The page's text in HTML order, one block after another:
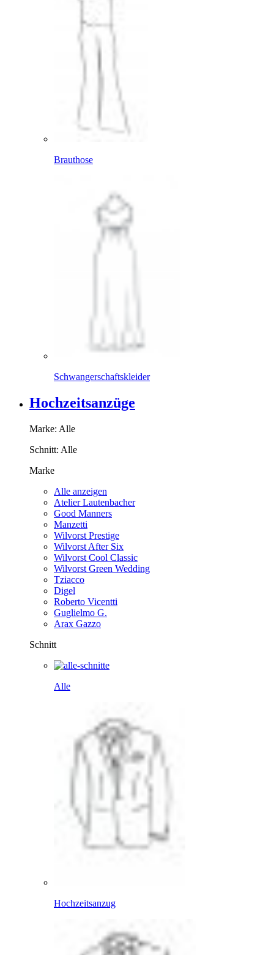
Brauthose
Schwangerschaftskleider
Hochzeitsanzüge
Marke: Alle
Schnitt: Alle
Marke
Alle anzeigen
Atelier Lautenbacher
Good Manners
Manzetti
Wilvorst Prestige
Wilvorst After Six
Wilvorst Cool Classic
Wilvorst Green Wedding
Tziacco
Digel
Roberto Vicentti
Guglielmo G.
Arax Gazzo
Schnitt
Alle
Hochzeitsanzug